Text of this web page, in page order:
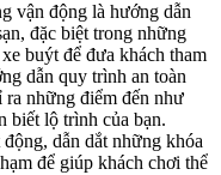
vận động là hướng dẫn
đặc biệt trong những
buýt để đưa khách tham
dẫn quy trình an toàn
ra những điểm đến như
biết lộ trình của bạn.
dẫn dắt những khóa
để giúp khách chơi thể